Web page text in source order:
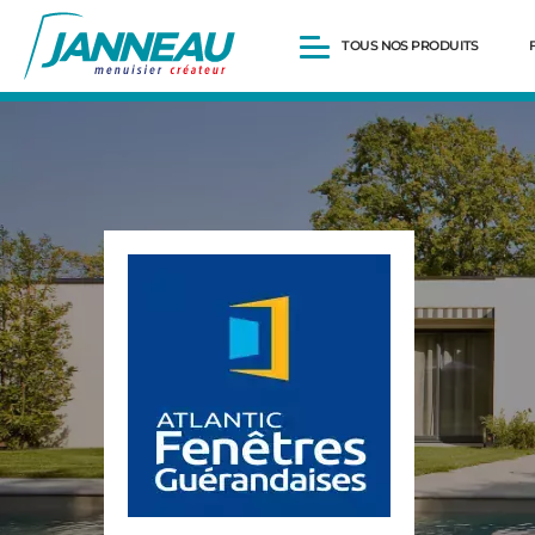
TOUS NOS PRODUITS
Pergolas
Portails et portillons
Carports
Clôtures